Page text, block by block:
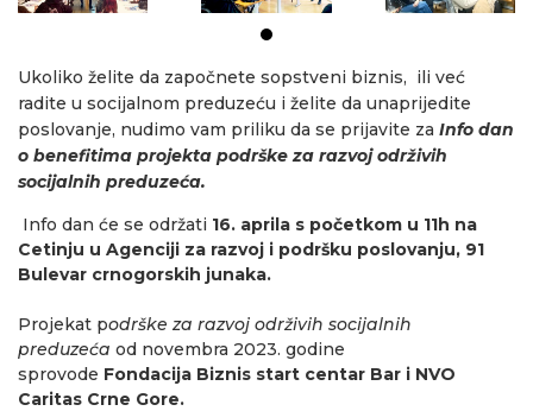
Ukoliko želite da započnete sopstveni biznis, ili već
radite u socijalnom preduzeću i želite da unaprijedite
poslovanje, nudimo vam priliku da se prijavite za Info dan
o benefitima projekta podrške za razvoj održivih
socijalnih preduzeća.
Info dan će se održati 16. aprila s početkom u 11h na
Cetinju u Agenciji za razvoj i podršku poslovanju, 91
Bulevar crnogorskih junaka.
Projekat podrške za razvoj održivih socijalnih
preduzeća od novembra 2023. godine
sprovode Fondacija Biznis start centar Bar i NVO
Caritas Crne Gore.